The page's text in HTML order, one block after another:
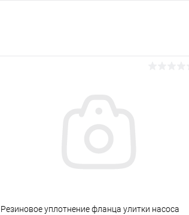
Резиновое уплотнение фланца улитки насоса